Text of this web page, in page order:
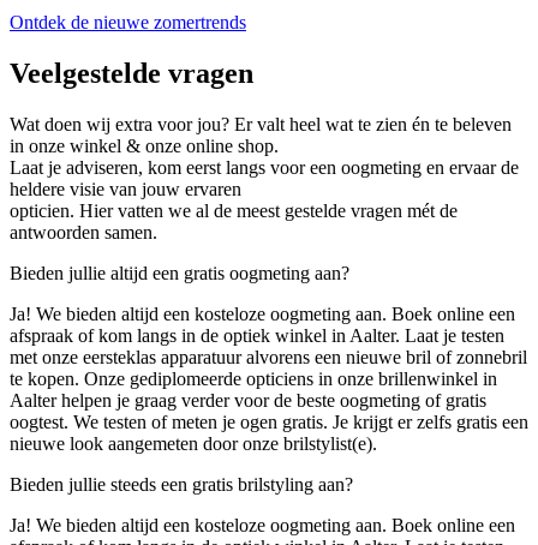
Ontdek de nieuwe zomertrends
Veelgestelde vragen
Wat doen wij extra voor jou? Er valt heel wat te zien én te beleven
in onze winkel & onze online shop.
Laat je adviseren, kom eerst langs voor een oogmeting en ervaar de
heldere visie van jouw ervaren
opticien. Hier vatten we al de meest gestelde vragen mét de
antwoorden samen.
Bieden jullie altijd een gratis oogmeting aan?
Ja! We bieden altijd een kosteloze oogmeting aan. Boek online een
afspraak of kom langs in de optiek winkel in Aalter. Laat je testen
met onze eersteklas apparatuur alvorens een nieuwe bril of zonnebril
te kopen. Onze gediplomeerde opticiens in onze brillenwinkel in
Aalter helpen je graag verder voor de beste oogmeting of gratis
oogtest. We testen of meten je ogen gratis. Je krijgt er zelfs gratis een
nieuwe look aangemeten door onze brilstylist(e).
Bieden jullie steeds een gratis brilstyling aan?
Ja! We bieden altijd een kosteloze oogmeting aan. Boek online een